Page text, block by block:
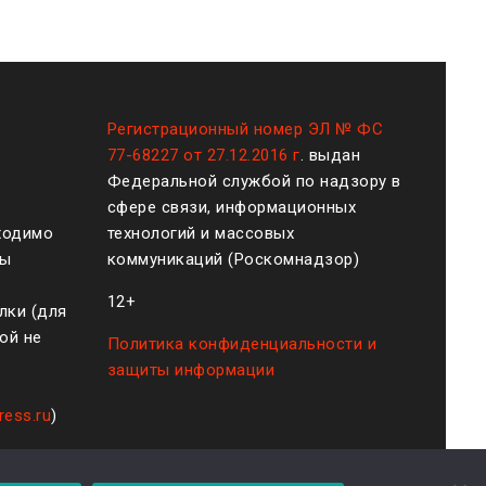
(для
не
)
Регистрационный номер ЭЛ № ФС
77-68227 от 27.12.2016 г. выдан
Федеральной службой по надзору в
сфере связи, информационных
технологий и массовых
коммуникаций (Роскомнадзор)
12+
Политика конфиденциальности и
защиты информации